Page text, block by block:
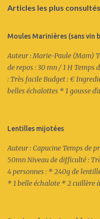
Articles les plus consultés
Moules Marinières (sans vin
Auteur : Marie-Paule (Mam)
de repos : 30 mn / 1 H Temps
: Très facile Budget : €
belles échalottes * 1 gousse
bol et recouvrir d'eau. Fermer
échalottes, l'ail et ajouter le
laisser reposer 1/2 h à 1
tous les arômes). 4/ Cuire à
Une fois que de la vapeur
Lentilles mijotées
Auteur : Capucine Temps de
50mn Niveau de difficulté :
4 personnes : * 240g de
* 1 belle échalote * 2 cuillère